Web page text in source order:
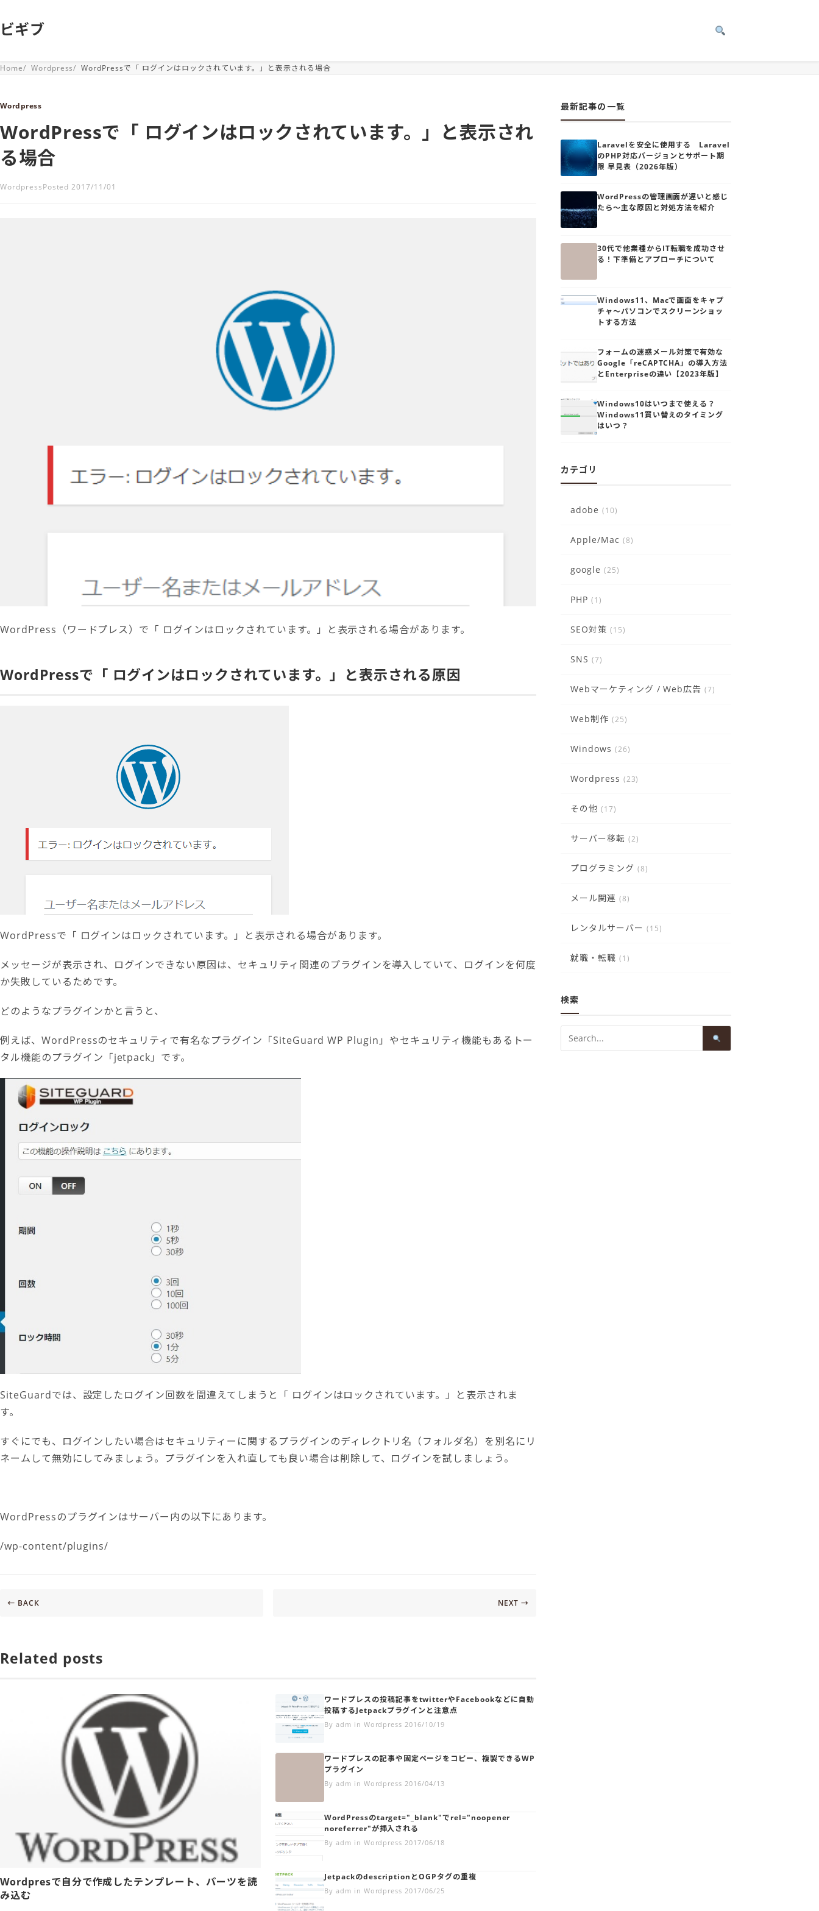
ビギブ
Home Wordpress WordPressで「 ログインはロックされています。」と表示される場合
Wordpress
WordPressで「 ログインはロックされています。」と表示され
る場合
WordpressPosted 2017/11/01
WordPress（ワードプレス）で「 ログインはロックされています。」と表示される場合があります。
WordPressで「 ログインはロックされています。」と表示される原因
WordPressで「 ログインはロックされています。」と表示される場合があります。
メッセージが表示され、ログインできない原因は、セキュリティ関連のプラグインを導入していて、ログインを何度
か失敗しているためです。
どのようなプラグインかと言うと、
例えば、WordPressのセキュリティで有名なプラグイン「SiteGuard WP Plugin」やセキュリティ機能もあるトー
タル機能のプラグイン「jetpack」です。
SiteGuardでは、設定したログイン回数を間違えてしまうと「 ログインはロックされています。」と表示されま
す。
すぐにでも、ログインしたい場合はセキュリティーに関するプラグインのディレクトリ名（フォルダ名）を別名にリ
ネームして無効にしてみましょう。プラグインを入れ直しても良い場合は削除して、ログインを試しましょう。
WordPressのプラグインはサーバー内の以下にあります。
/wp-content/plugins/
← BACK NEXT →
Related posts
Wordpresで自分で作成したテンプレート、パーツを読
み込む
ワードプレスの投稿記事をtwitterやFacebookなどに自動
投稿するJetpackプラグインと注意点
By adm in Wordpress 2016/10/19
ワードプレスの記事や固定ページをコピー、複製できるWP
プラグイン
By adm in Wordpress 2016/04/13
WordPressのtarget="_blank"でrel="noopener
noreferrer"が挿入される
By adm in Wordpress 2017/06/18
JetpackのdescriptionとOGPタグの重複
By adm in Wordpress 2017/06/25
最新記事の一覧
Laravelを安全に使用する Laravel
のPHP対応バージョンとサポート期
限 早見表（2026年版）
WordPressの管理画面が遅いと感じ
たら～主な原因と対処方法を紹介
30代で他業種からIT転職を成功させ
る！下準備とアプローチについて
Windows11、Macで画面をキャプ
チャ～パソコンでスクリーンショッ
トする方法
フォームの迷惑メール対策で有効な
Google「reCAPTCHA」の導入方法
とEnterpriseの違い【2023年版】
Windows10はいつまで使える？
Windows11買い替えのタイミング
はいつ？
カテゴリ
adobe (10)
Apple/Mac (8)
google (25)
PHP (1)
SEO対策 (15)
SNS (7)
Webマーケティング / Web広告(7)
Web制作 (25)
Windows (26)
Wordpress (23)
その他 (17)
サーバー移転 (2)
プログラミング (8)
メール関連 (8)
レンタルサーバー (15)
就職・転職 (1)
検索
Search